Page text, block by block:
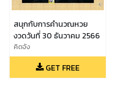
สนุกกับการคำนวณหวย
งวดวันที่ 30 ธันวาคม 2566
คิดจัง
GET FREE